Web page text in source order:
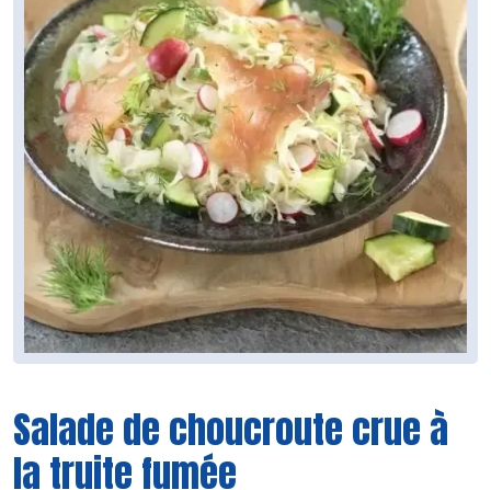
Salade de choucroute crue à
la truite fumée